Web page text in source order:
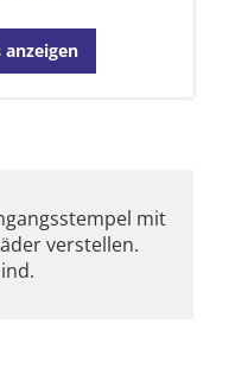
anzeigen
mit
verstellen.